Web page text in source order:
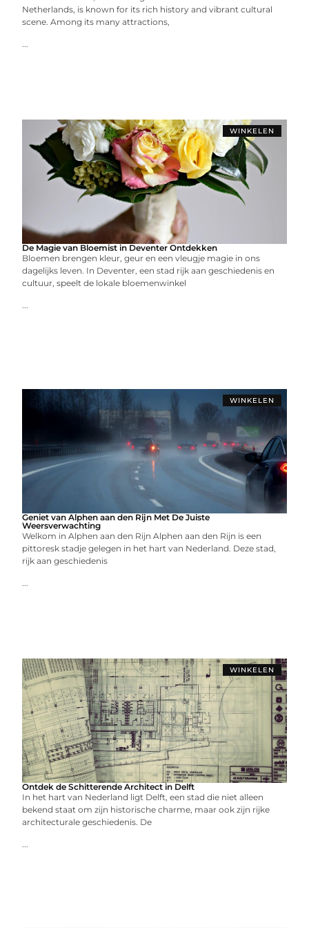
Netherlands, is known for its rich history and vibrant cultural
scene. Among its many attractions,
...
WINKELEN
De Magie van Bloemist in Deventer Ontdekken
Bloemen brengen kleur, geur en een vleugje magie in ons
dagelijks leven. In Deventer, een stad rijk aan geschiedenis en
cultuur, speelt de lokale bloemenwinkel
...
WINKELEN
Geniet van Alphen aan den Rijn Met De Juiste
Weersverwachting
Welkom in Alphen aan den Rijn Alphen aan den Rijn is een
pittoresk stadje gelegen in het hart van Nederland. Deze stad,
rijk aan geschiedenis
...
WINKELEN
Ontdek de Schitterende Architect in Delft
In het hart van Nederland ligt Delft, een stad die niet alleen
bekend staat om zijn historische charme, maar ook zijn rijke
architecturale geschiedenis. De
...